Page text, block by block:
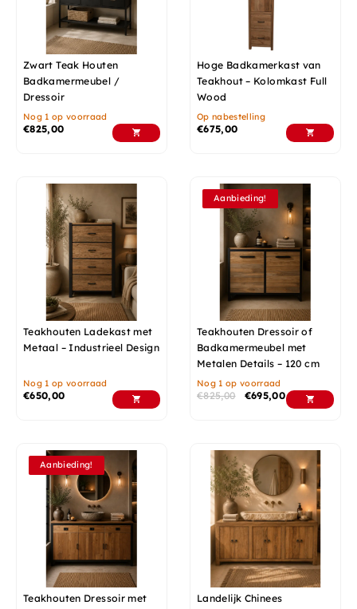
Zwart Teak Houten
Badkamermeubel /
Dressoir
Nog 1 op voorraad
€825,00
Hoge Badkamerkast van
Teakhout – Kolomkast Full
Wood
Op nabestelling
€675,00
Teakhouten Ladekast met
Metaal – Industrieel Design
Nog 1 op voorraad
€650,00
Aanbieding!
Teakhouten Dressoir of
Badkamermeubel met
Metalen Details – 120 cm
Nog 1 op voorraad
€825,00 €695,00
Aanbieding!
Teakhouten Dressoir met
Landelijk Chinees